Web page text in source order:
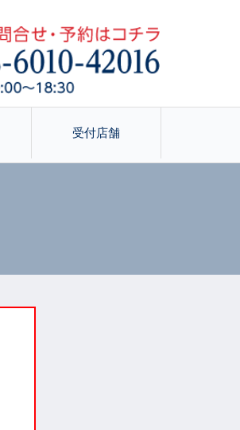
受付店舗